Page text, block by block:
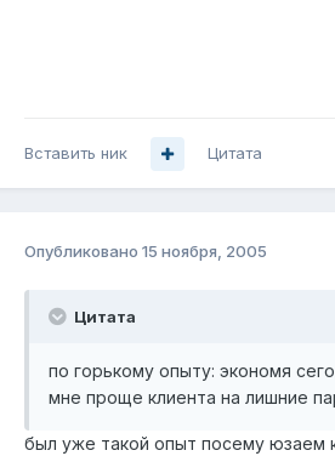
Вставить ник Цитата
Опубликовано 15 ноября, 2005
Цитата
по горькому опыту: экономя
мне проще клиента на лишние
был уже такой опыт посему юзаем